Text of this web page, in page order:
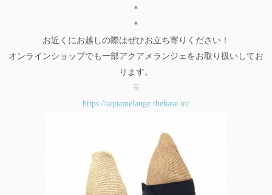
＊
＊
お近くにお越しの際はぜひお立ち寄りください！
オンラインショップでも一部アクアメランジェをお取り扱いしてお
ります。
☟
https://aquamelange.thebase.in/